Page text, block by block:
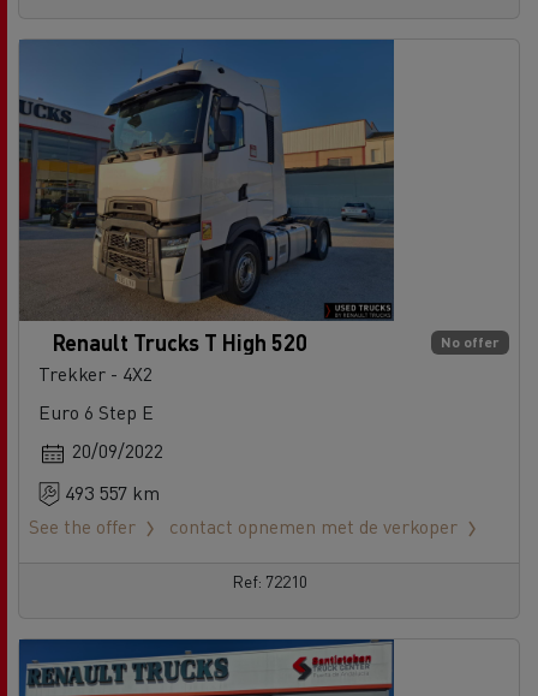
No offer
Renault Trucks T High 520
Trekker - 4X2
Euro 6 Step E
20/09/2022
493 557 km
See the offer
contact opnemen met de verkoper
Ref: 72210